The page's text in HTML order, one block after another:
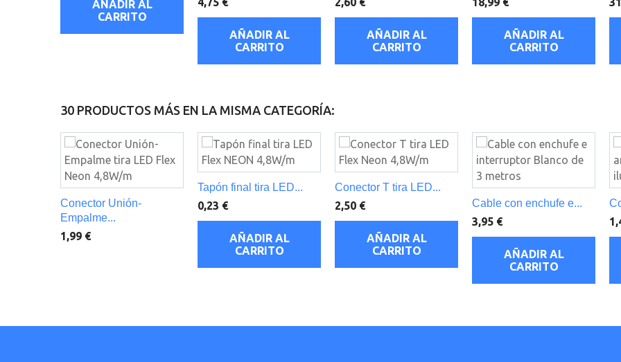
AÑADIR AL
CARRITO
AÑADIR AL
CARRITO
AÑADIR AL
CARRITO
AÑADIR AL
CARRITO
30 PRODUCTOS MÁS EN LA MISMA CATEGORÍA:
Conector Unión-
Empalme...
1,99 €
Tapón final tira LED...
0,23 €
AÑADIR AL
CARRITO
Conector T tira LED...
2,50 €
AÑADIR AL
CARRITO
Cable con enchufe e...
3,95 €
AÑADIR AL
CARRITO